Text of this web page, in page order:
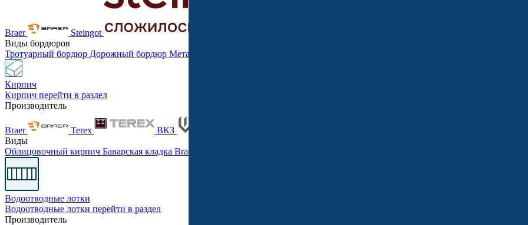
Braer Steingot
Виды бордюров
Тротуарный бордюр Дорожный бордюр Металлический бордюр
Кирпич
Кирпич перейти в раздел
Производитель
Braer Terex ВКЗ
Виды
Облицовочный кирпич Баварская кладка Braer PRO
Водоотводные лотки
Водоотводные лотки перейти в раздел
Производитель